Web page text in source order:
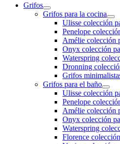
Grifos
Grifos para la cocina
Ulisse colección
Penelope
Amélie colección
Onyx colección
Waterspring
Dronning
Grifos
Grifos para el baño
Ulisse colección
Penelope
Amélie colección
Onyx colección
Waterspring
Florence